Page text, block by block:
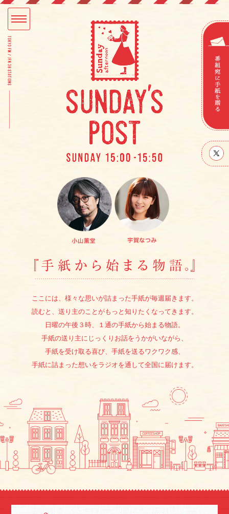
ここには、様々な思いが詰まった手紙が毎週届きます。
読むと、送り主のことがもっと知りたくなってきます。
日曜の午後３時、１通の手紙から始まる物語。
手紙の送り主にじっくりお話をうかがいながら、
手紙を受け取る喜び、手紙を送るワクワク感、
手紙に詰まった想いをラジオを通して全国に届けます。